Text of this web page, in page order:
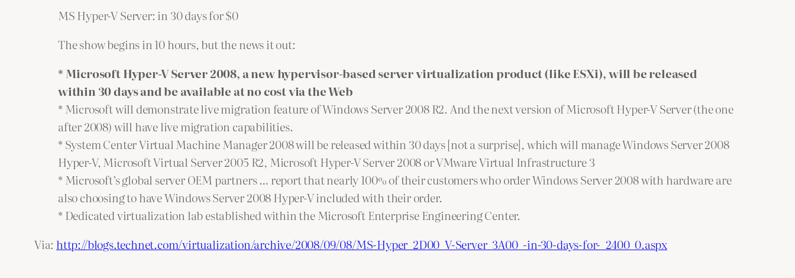
MS Hyper-V Server: in 30 days for $0
The show begins in 10 hours, but the news it out:
* Microsoft Hyper-V Server 2008, a new hypervisor-based server virtualization product (like ESXi), will be released
within 30 days and be available at no cost via the Web
* Microsoft will demonstrate live migration feature of Windows Server 2008 R2. And the next version of Microsoft Hyper-V Server (the one
after 2008) will have live migration capabilities.
* System Center Virtual Machine Manager 2008 will be released within 30 days [not a surprise], which will manage Windows Server 2008
Hyper-V, Microsoft Virtual Server 2005 R2, Microsoft Hyper-V Server 2008 or VMware Virtual Infrastructure 3
* Microsoft’s global server OEM partners … report that nearly 100% of their customers who order Windows Server 2008 with hardware are
also choosing to have Windows Server 2008 Hyper-V included with their order.
* Dedicated virtualization lab established within the Microsoft Enterprise Engineering Center.
Via:http://blogs.technet.com/virtualization/archive/2008/09/08/MS-Hyper_2D00_V-Server_3A00_-in-30-days-for-_2400_0.aspx